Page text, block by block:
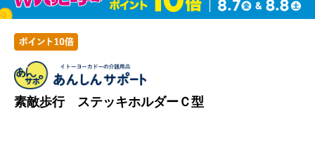
素敵歩行 ステッキホルダーＣ型